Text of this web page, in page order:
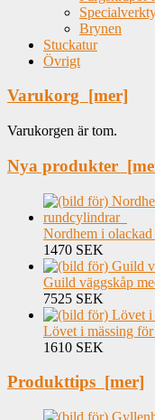
Brynen
Stuckatur
Övrigt
Varukorg [mer]
Varukorgen är tom.
Nya produkter
Nordhem i
1470 SEK
Guild väggskåp
7525 SEK
Lövet i mässing
1610 SEK
Produkttips [mer]